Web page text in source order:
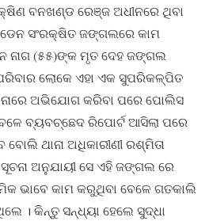
ବନଖଣ୍ଡ ରେଞ୍ଜ ଅଧୀନରେ ଥିବା
ସଂରକ୍ଷିତ ଜଙ୍ଗଲରେ କାମ
ନାଗ (୫୫)ଙ୍କ ମୃତ ଦେହ ଜଙ୍ଗଲ
ଲୋକେ ଏହା ଏକ ସୁପରିକଳ୍ପିତ
ଅଭିଯୋଗ କରିବା ପରେ ପୋଲିସ
ବ୍ୟବଚ୍ଛେଦ ରିପୋର୍ଟ ଆସିଲା ପରେ
ଥାନା ଅଧିକାରୀଣୀ ରଶ୍ମିତା
ଅନୁଯାୟୀ ସେ ଏହି ଜଙ୍ଗଲ ରେ
ଭାବେ କାମ କରୁଥିବା ବେଳେ ଗତକାଲି
। କିନ୍ତୁ ସନ୍ଧ୍ୟା ହେଲେ ସୁଦ୍ଧା